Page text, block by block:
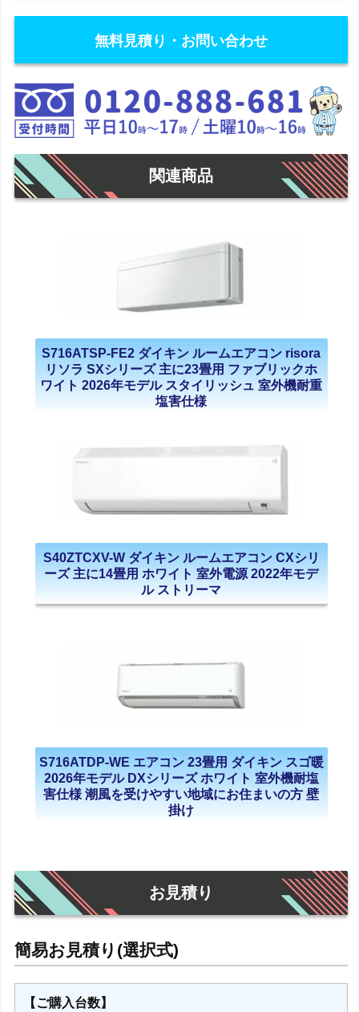
無料見積り・お問い合わせ
関連商品
S716ATSP-FE2 ダイキン ルームエアコン risora
リソラ SXシリーズ 主に23畳用 ファブリックホ
ワイト 2026年モデル スタイリッシュ 室外機耐重
塩害仕様
S40ZTCXV-W ダイキン ルームエアコン CXシリ
ーズ 主に14畳用 ホワイト 室外電源 2022年モデ
ル ストリーマ
S716ATDP-WE エアコン 23畳用 ダイキン スゴ暖
2026年モデル DXシリーズ ホワイト 室外機耐塩
害仕様 潮風を受けやすい地域にお住まいの方 壁
掛け
お見積り
【ご購入台数】